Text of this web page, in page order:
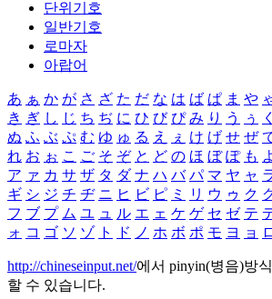
단위기호
일반기호
로마자
아랍어
あ ぁ か が さ ざ た だ な は ば ぱ ま や
き ぎ し じ ち ぢ に ひ び ぴ み り う ぅ く
ぬ ふ ぶ ぷ む ゆ ゅ る え ぇ け げ せ ぜ
れ お ぉ こ ご そ ぞ と ど の ほ ぼ ぽ も
ア ァ カ サ ザ タ ダ ナ ハ バ パ マ ヤ ャ
ギ シ ジ チ ヂ ニ ヒ ビ ピ ミ リ ウ ゥ ク
フ ブ プ ム ユ ュ ル エ ェ ケ ゲ セ ゼ テ
ォ コ ゴ ソ ゾ ト ド ノ ホ ボ ポ モ ヨ ョ
http://chineseinput.net/에서 pinyin(병음)방
할 수 있습니다.